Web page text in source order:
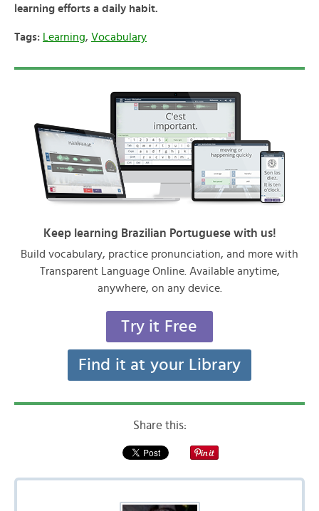
learning efforts a daily habit.
Tags: Learning, Vocabulary
Keep learning Brazilian Portuguese with us!
Build vocabulary, practice pronunciation, and more with
Transparent Language Online. Available anytime,
anywhere, on any device.
Try it Free
Find it at your Library
Share this: